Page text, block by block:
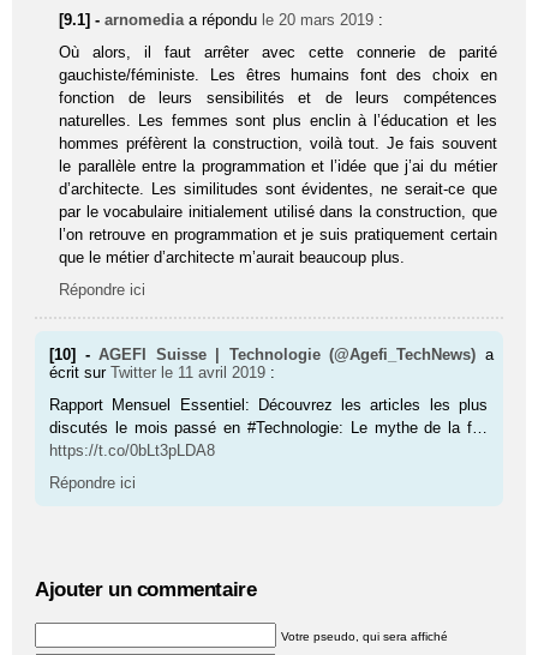
[9.1] -arnomedia a répondu le 20 mars 2019 :
Où alors, il faut arrêter avec cette connerie de parité
gauchiste/féministe. Les êtres humains font des choix en
fonction de leurs sensibilités et de leurs compétences
naturelles. Les femmes sont plus enclin à l’éducation et les
hommes préfèrent la construction, voilà tout. Je fais souvent
le parallèle entre la programmation et l’idée que j’ai du métier
d’architecte. Les similitudes sont évidentes, ne serait-ce que
par le vocabulaire initialement utilisé dans la construction, que
l’on retrouve en programmation et je suis pratiquement certain
que le métier d’architecte m’aurait beaucoup plus.
Répondre ici
[10] -AGEFI Suisse | Technologie (@Agefi_TechNews) a
écrit surTwitter le 11 avril 2019 :
Rapport Mensuel Essentiel: Découvrez les articles les plus
discutés le mois passé en #Technologie: Le mythe de la f…
https://t.co/0bLt3pLDA8
Répondre ici
Ajouter un commentaire
Votre pseudo, qui sera affiché